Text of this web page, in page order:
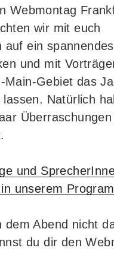
Webmontag
wir mit euch
auf ein
und mit
Main-Gebiet das
lassen. Natürlich
und
unserem
dem Abend nicht
du dir den